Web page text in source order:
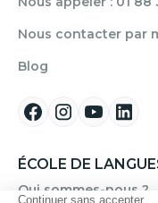
Nous contacter par
Blog
ÉCOLE DE
Qui sommes-nous ?